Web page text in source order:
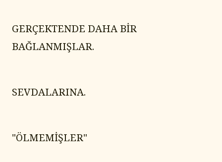
GERÇEKTENDE DAHA BİR
BAĞLANMIŞLAR.
SEVDALARINA.
"ÖLMEMİŞLER"